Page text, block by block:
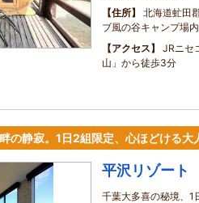
住所
北海道虻田
ブ風の谷キャンプ場内
アクセス
JRニセ
山」から徒歩3分
の静寂。1日2組限定、心ほどける大
平沢リゾート
千葉大多喜の秘境、1